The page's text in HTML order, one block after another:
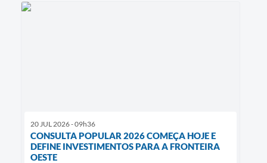
20 JUL 2026 - 09h36
CONSULTA POPULAR 2026 COMEÇA HOJE E
DEFINE INVESTIMENTOS PARA A FRONTEIRA
OESTE